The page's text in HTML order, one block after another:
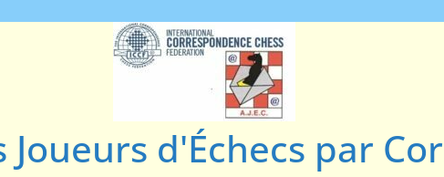
d'Échecs par